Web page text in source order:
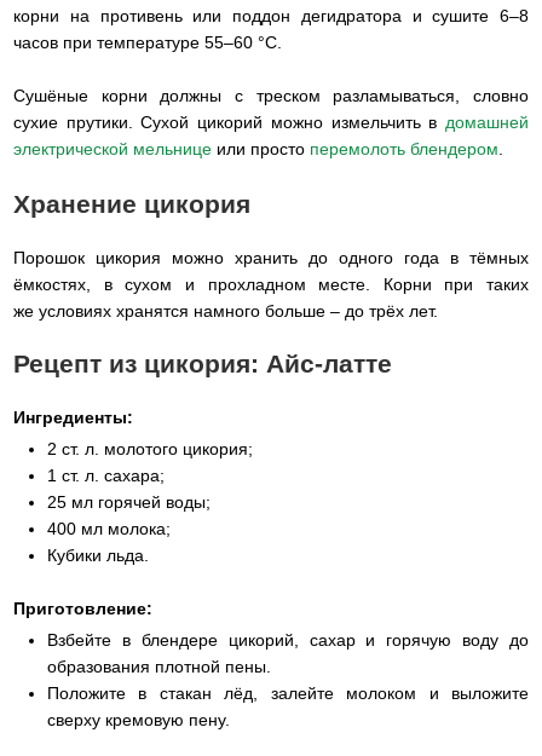
корни на противень или поддон дегидратора и сушите 6–8
часов при температуре 55–60 °С.
Сушёные корни должны с треском разламываться, словно
сухие прутики. Сухой цикорий можно измельчить в домашней
электрической мельнице или просто перемолоть блендером
Хранение цикория
Порошок цикория можно хранить до одного года в тёмных
ёмкостях, в сухом и прохладном месте. Корни при таких
же условиях хранятся намного больше – до трёх лет.
Рецепт из цикория: Айс-латте
Ингредиенты:
2 ст. л. молотого цикория;
1 ст. л. сахара;
25 мл горячей воды;
400 мл молока;
Кубики льда.
Приготовление:
Взбейте в блендере цикорий, сахар и горячую воду до
образования плотной пены.
Положите в стакан лёд, залейте молоком и выложите
сверху кремовую пену.